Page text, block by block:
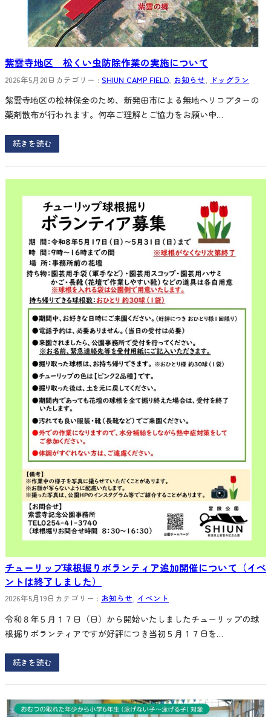
紫雲寺地区 松くい虫防除作業の実施について
2026年5月20日 カテゴリー : SHIUN CAMP FIELD お知らせ ドッグラン
紫雲寺地区の松林保全のため、新発田市による無地ヘリコプターの
薬剤散布が行われます。何卒ご理解とご協力をお願い申…
続きを読む
チューリップ球根掘りボランティア追加開催について（イベ
ントは終了しました）
2026年5月19日 カテゴリー : お知らせ, イベント
令和８年５月１７日（日）から開始いたしましたチューリップの球
根掘りボランティアですが好評につき当初５月１７日を…
続きを読む